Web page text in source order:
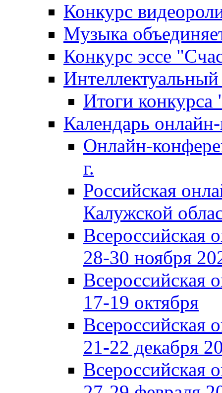
Конкурс
Музыка
Конкурс эссе
Итоги
Календарь
Онлайн-
г.
Российская
Калужской
Всероссийская
28-30 ноября
Всероссийская
17-19 октября
Всероссийская
21-22 декабря
Всероссийская